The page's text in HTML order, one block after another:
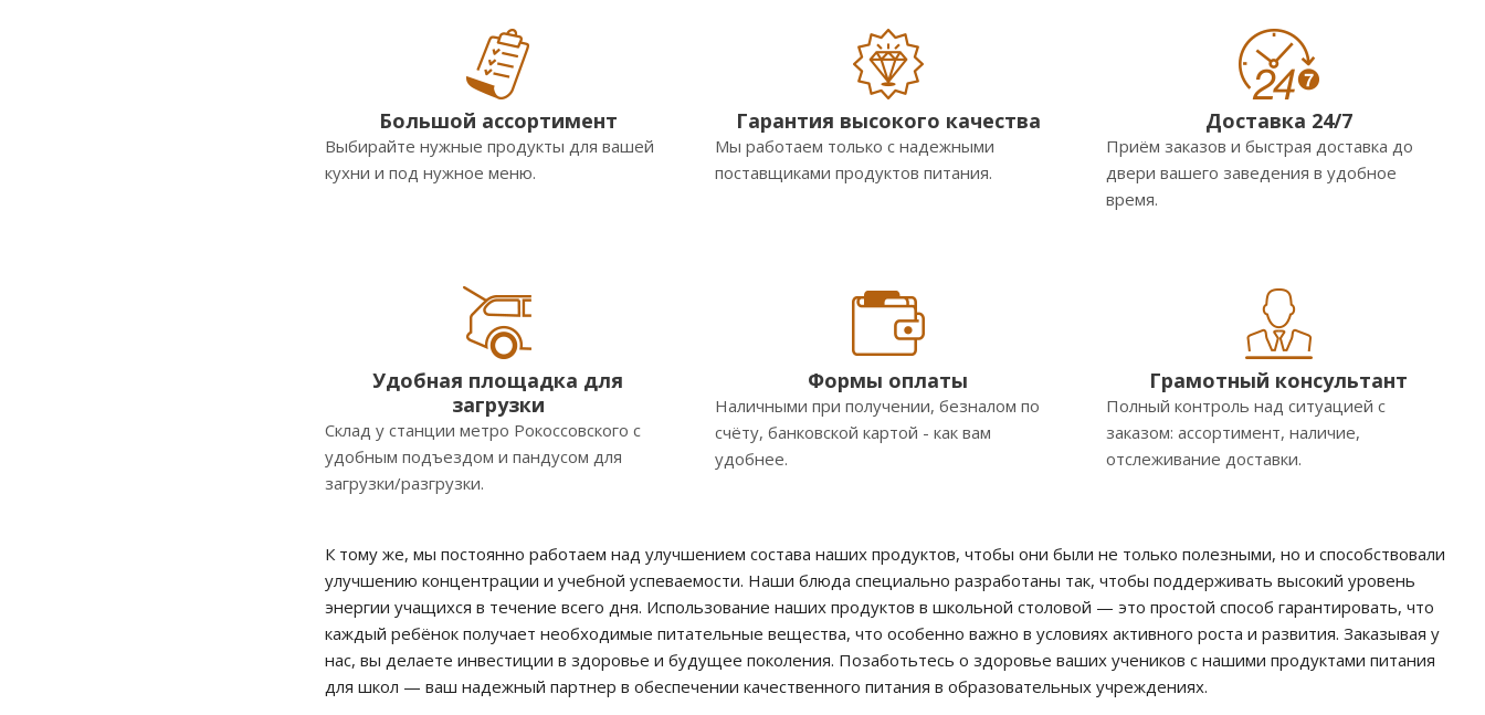
Большой ассортимент
Выбирайте нужные продукты для вашей
кухни и под нужное меню.
Гарантия высокого качества
Мы работаем только с надежными
поставщиками продуктов питания.
Доставка 24/7
Приём заказов и быстрая доставка до
двери вашего заведения в удобное
время.
Удобная площадка для
загрузки
Склад у станции метро Рокоссовского с
удобным подъездом и пандусом для
загрузки/разгрузки.
Формы оплаты
Наличными при получении, безналом по
счёту, банковской картой - как вам
удобнее.
Грамотный консультант
Полный контроль над ситуацией с
заказом: ассортимент, наличие,
отслеживание доставки.
К тому же, мы постоянно работаем над улучшением состава наших продуктов, чтобы они были не только полезными, но и способствовали
улучшению концентрации и учебной успеваемости. Наши блюда специально разработаны так, чтобы поддерживать высокий уровень
энергии учащихся в течение всего дня. Использование наших продуктов в школьной столовой — это простой способ гарантировать, что
каждый ребёнок получает необходимые питательные вещества, что особенно важно в условиях активного роста и развития. Заказывая у
нас, вы делаете инвестиции в здоровье и будущее поколения. Позаботьтесь о здоровье ваших учеников с нашими продуктами питания
для школ — ваш надежный партнер в обеспечении качественного питания в образовательных учреждениях.